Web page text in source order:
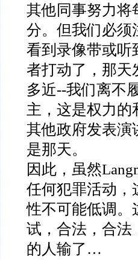
其他同事努力将
分。但我们必须
看到录像带或听
者打动了，那天
多近--我们离不
主，这是权力的
其他政府发表演
是那天。
因此，虽然
任何犯罪活动，
性不可能低调。
试，合法，合法
的人输了 …